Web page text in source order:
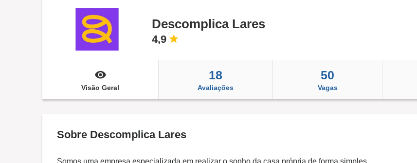
Descomplica Lares
4,9
Visão Geral
18
Avaliações
50
Vagas
Sobre Descomplica Lares